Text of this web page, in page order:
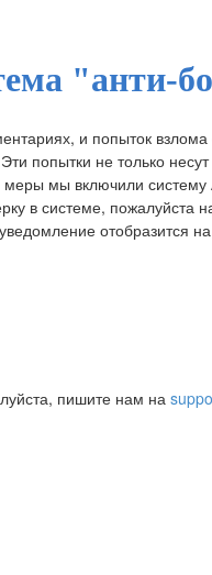
"анти-
и попыток
попытки не только
мы включили систему
в системе, пожалуйста
отобразится
пишите нам на